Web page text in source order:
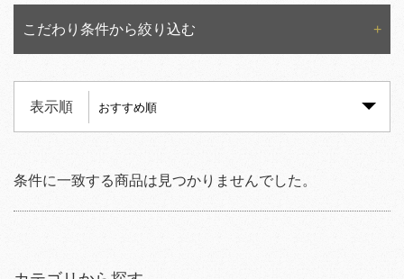
こだわり条件から絞り込む
表示順
条件に一致する商品は見つかりませんでした。